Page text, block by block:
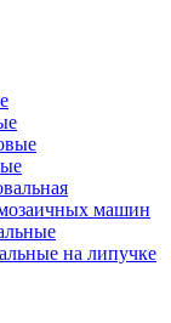
машин
на липучке